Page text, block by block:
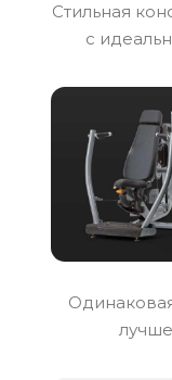
Стильная
с